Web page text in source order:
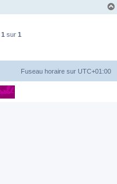
1 sur 1
Fuseau horaire sur UTC+01:00